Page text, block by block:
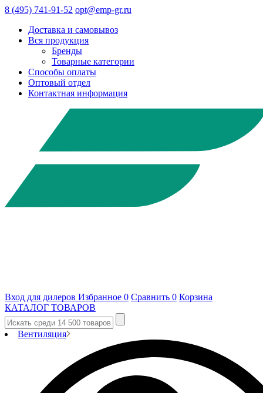
8 (495) 741-91-52 opt@emp-gr.ru
Доставка и самовывоз
Вся продукция
Бренды
Товарные категории
Способы оплаты
Оптовый отдел
Контактная информация
Вход для дилеров Избранное 0 Сравнить 0 Корзина
КАТАЛОГ ТОВАРОВ
Вентиляция